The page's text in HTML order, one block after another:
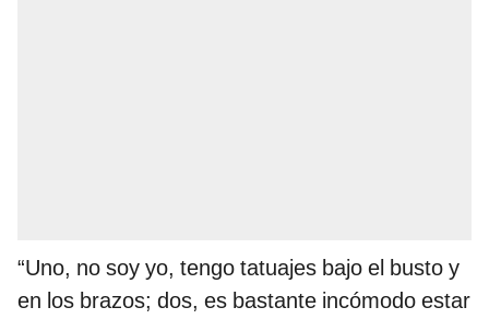
“Uno, no soy yo, tengo tatuajes bajo el busto y
en los brazos; dos, es bastante incómodo estar